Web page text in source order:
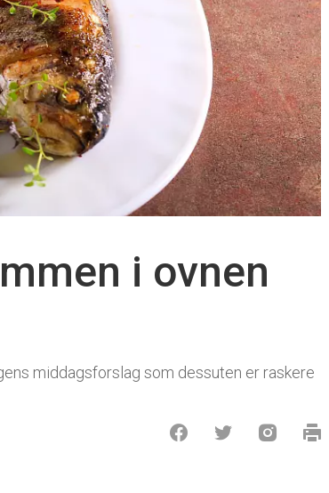
i ovnen
middagsforslag som dessuten er raskere